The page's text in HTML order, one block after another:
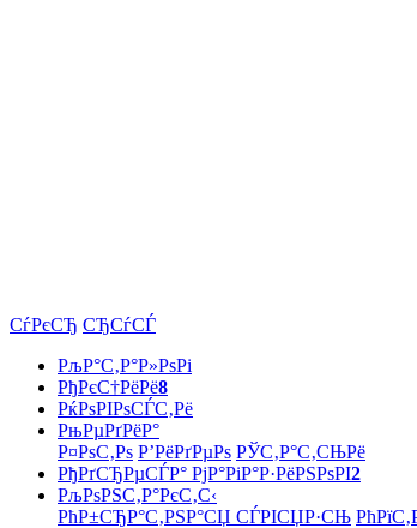
СѓРєСЂ СЂСѓСЃ
РљР°С‚Р°Р»РѕРі
РђРєС†РёРё8
РќРѕРІРѕСЃС‚Рё
РњРµРґРёР°
Р¤РѕС‚Рѕ Р’РёРґРµРѕ РЎС‚Р°С‚СЊРё
РђРґСЂРµСЃР° РјР°РіР°Р·РёРЅРѕРІ2
РљРѕРЅС‚Р°РєС‚С‹
РћР±СЂР°С‚РЅР°СЏ СЃРІСЏР·СЊ